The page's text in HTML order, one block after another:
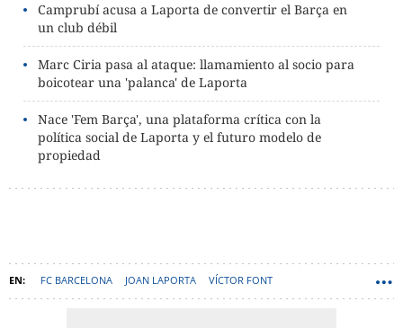
Camprubí acusa a Laporta de convertir el Barça en
un club débil
Marc Ciria pasa al ataque: llamamiento al socio para
boicotear una 'palanca' de Laporta
Nace 'Fem Barça', una plataforma crítica con la
política social de Laporta y el futuro modelo de
propiedad
FC BARCELONA JOAN LAPORTA VÍCTOR FONT